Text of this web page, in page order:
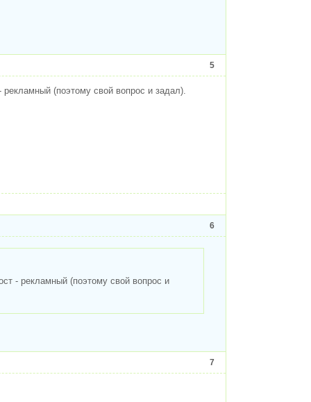
5
(поэтому свой вопрос и задал).
6
- рекламный (поэтому свой вопрос и
7